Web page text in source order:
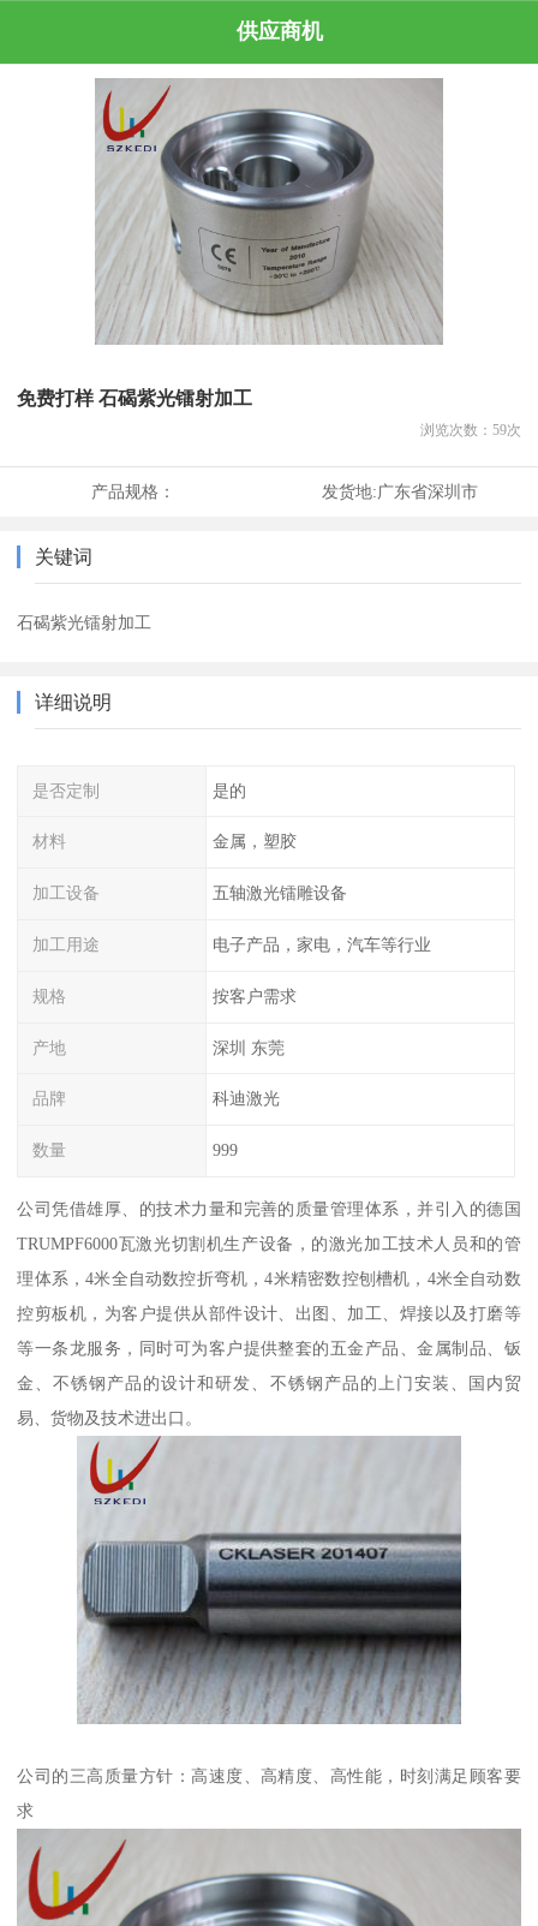
供应商机
免费打样 石碣紫光镭射加工
浏览次数： 59次
产品规格： 发货地:广东省深圳市
关键词
石碣紫光镭射加工
详细说明
是否定制 是的
材料 金属，塑胶
加工设备 五轴激光镭雕设备
加工用途 电子产品，家电，汽车等行业
规格 按客户需求
产地 深圳 东莞
品牌 科迪激光
数量 999
公司凭借雄厚、的技术力量和完善的质量管理体系，并引入的德国
TRUMPF6000瓦激光切割机生产设备，的激光加工技术人员和的管
理体系，4米全自动数控折弯机，4米精密数控刨槽机，4米全自动数
控剪板机，为客户提供从部件设计、出图、加工、焊接以及打磨等
等一条龙服务，同时可为客户提供整套的五金产品、金属制品、钣
金、不锈钢产品的设计和研发、不锈钢产品的上门安装、国内贸
易、货物及技术进出口。
公司的三高质量方针：高速度、高精度、高性能，时刻满足顾客要
求